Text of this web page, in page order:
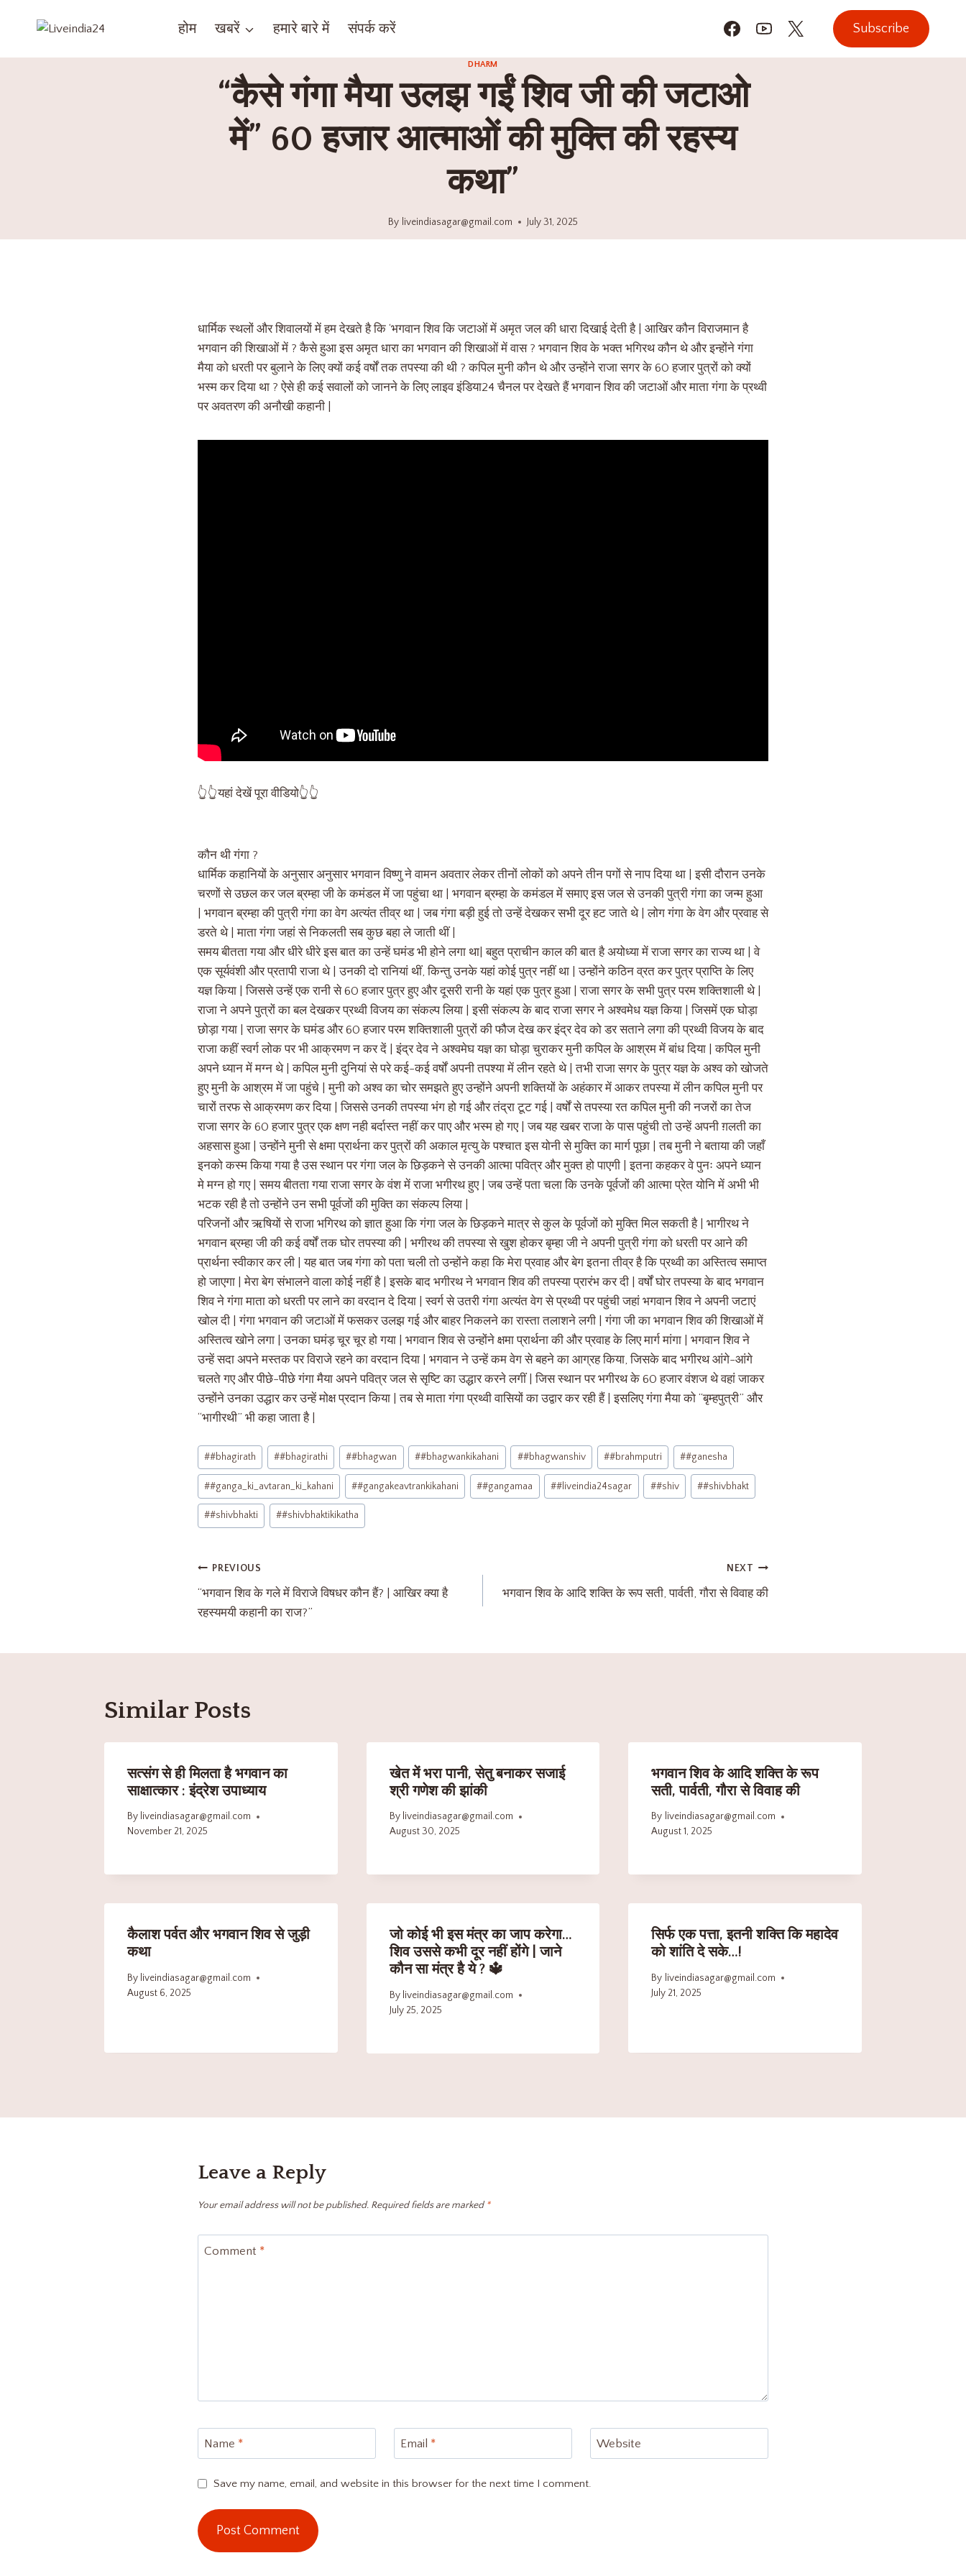
होम खबरें हमारे बारे में संपर्क करें Subscribe
DHARM
“कैसे गंगा मैया उलझ गईं शिव जी की जटाओ
में” 60 हजार आत्माओं की मुक्ति की रहस्य
कथा”
By liveindiasagar@gmail.com July 31, 2025
धार्मिक स्थलों और शिवालयों में हम देखते है कि ‘भगवान शिव कि जटाओं में अमृत जल की धारा दिखाई देती है | आखिर कौन विराजमान है
भगवान की शिखाओं में ? कैसे हुआ इस अमृत धारा का भगवान की शिखाओं में वास ? भगवान शिव के भक्त भगिरथ कौन थे और इन्होंने गंगा
मैया को धरती पर बुलाने के लिए क्यों कई वर्षों तक तपस्या की थी ? कपिल मुनी कौन थे और उन्होंने राजा सगर के 60 हजार पुत्रों को क्यों
भस्म कर दिया था ? ऐसे ही कई सवालों को जानने के लिए लाइव इंडिया24 चैनल पर देखते हैं भगवान शिव की जटाओं और माता गंगा के प्रथ्वी
पर अवतरण की अनौखी कहानी |
👆👆यहां देखें पूरा वीडियो👆👆
कौन थी गंगा ?
धार्मिक कहानियों के अनुसार अनुसार भगवान विष्णु ने वामन अवतार लेकर तीनों लोकों को अपने तीन पगों से नाप दिया था | इसी दौरान उनके
चरणों से उछल कर जल ब्रम्हा जी के कमंडल में जा पहुंचा था | भगवान ब्रम्हा के कमंडल में समाए इस जल से उनकी पुत्री गंगा का जन्म हुआ
| भगवान ब्रम्हा की पुत्री गंगा का वेग अत्यंत तीव्र था | जब गंगा बड़ी हुई तो उन्हें देखकर सभी दूर हट जाते थे | लोग गंगा के वेग और प्रवाह से
डरते थे | माता गंगा जहां से निकलती सब कुछ बहा ले जाती थीं |
समय बीतता गया और धीरे धीरे इस बात का उन्हें घमंड भी होने लगा था| बहुत प्राचीन काल की बात है अयोध्या में राजा सगर का राज्य था | वे
एक सूर्यवंशी और प्रतापी राजा थे | उनकी दो रानियां थीं, किन्तु उनके यहां कोई पुत्र नहीं था | उन्होंने कठिन व्रत कर पुत्र प्राप्ति के लिए
यज्ञ किया | जिससे उन्हें एक रानी से 60 हजार पुत्र हुए और दूसरी रानी के यहां एक पुत्र हुआ | राजा सगर के सभी पुत्र परम शक्तिशाली थे |
राजा ने अपने पुत्रों का बल देखकर प्रथ्वी विजय का संकल्प लिया | इसी संकल्प के बाद राजा सगर ने अश्वमेध यज्ञ किया | जिसमें एक घोड़ा
छोड़ा गया | राजा सगर के घमंड और 60 हजार परम शक्तिशाली पुत्रों की फौज देख कर इंद्र देव को डर सताने लगा की प्रथ्वी विजय के बाद
राजा कहीं स्वर्ग लोक पर भी आक्रमण न कर दें | इंद्र देव ने अश्वमेघ यज्ञ का घोड़ा चुराकर मुनी कपिल के आश्रम में बांध दिया | कपिल मुनी
अपने ध्यान में मग्न थे | कपिल मुनी दुनियां से परे कई-कई वर्षों अपनी तपश्या में लीन रहते थे | तभी राजा सगर के पुत्र यज्ञ के अश्व को खोजते
हुए मुनी के आश्रम में जा पहुंचे | मुनी को अश्व का चोर समझते हुए उन्होंने अपनी शक्तियों के अहंकार में आकर तपस्या में लीन कपिल मुनी पर
चारों तरफ से आक्रमण कर दिया | जिससे उनकी तपस्या भंग हो गई और तंद्रा टूट गई | वर्षों से तपस्या रत कपिल मुनी की नजरों का तेज
राजा सगर के 60 हजार पुत्र एक क्षण नही बर्दास्त नहीं कर पाए और भस्म हो गए | जब यह खबर राजा के पास पहुंची तो उन्हें अपनी ग़लती का
अहसास हुआ | उन्होंने मुनी से क्षमा प्रार्थना कर पुत्रों की अकाल मृत्यु के पश्चात इस योनी से मुक्ति का मार्ग पूछा | तब मुनी ने बताया की जहाँ
इनको कस्म किया गया है उस स्थान पर गंगा जल के छिड़कने से उनकी आत्मा पवित्र और मुक्त हो पाएगी | इतना कहकर वे पुनः अपने ध्यान
मे मग्न हो गए | समय बीतता गया राजा सगर के वंश में राजा भगीरथ हुए | जब उन्हें पता चला कि उनके पूर्वजों की आत्मा प्रेत योनि में अभी भी
भटक रही है तो उन्होंने उन सभी पूर्वजों की मुक्ति का संकल्प लिया |
परिजनों और ऋषियों से राजा भगिरथ को ज्ञात हुआ कि गंगा जल के छिड़कने मात्र से कुल के पूर्वजों को मुक्ति मिल सकती है | भागीरथ ने
भगवान ब्रम्हा जी की कई वर्षों तक घोर तपस्या की | भगीरथ की तपस्या से खुश होकर बृम्हा जी ने अपनी पुत्री गंगा को धरती पर आने की
प्रार्थना स्वीकार कर ली | यह बात जब गंगा को पता चली तो उन्होंने कहा कि मेरा प्रवाह और बेग इतना तीव्र है कि प्रथ्वी का अस्तित्व समाप्त
हो जाएगा | मेरा बेग संभालने वाला कोई नहीं है | इसके बाद भगीरथ ने भगवान शिव की तपस्या प्रारंभ कर दी | वर्षों घोर तपस्या के बाद भगवान
शिव ने गंगा माता को धरती पर लाने का वरदान दे दिया | स्वर्ग से उतरी गंगा अत्यंत वेग से प्रथ्वी पर पहुंची जहां भगवान शिव ने अपनी जटाएं
खोल दी | गंगा भगवान की जटाओं में फसकर उलझ गई और बाहर निकलने का रास्ता तलाशने लगी | गंगा जी का भगवान शिव की शिखाओं में
अस्तित्व खोने लगा | उनका घमंड़ चूर चूर हो गया | भगवान शिव से उन्होंने क्षमा प्रार्थना की और प्रवाह के लिए मार्ग मांगा | भगवान शिव ने
उन्हें सदा अपने मस्तक पर विराजे रहने का वरदान दिया | भगवान ने उन्हें कम वेग से बहने का आग्रह किया, जिसके बाद भगीरथ आंगे-आंगे
चलते गए और पीछे-पीछे गंगा मैया अपने पवित्र जल से सृष्टि का उद्धार करने लगीं | जिस स्थान पर भगीरथ के 60 हजार वंशज थे वहां जाकर
उन्होंने उनका उद्धार कर उन्हें मोक्ष प्रदान किया | तब से माता गंगा प्रथ्वी वासियों का उद्वार कर रही हैं | इसलिए गंगा मैया को “बृम्हपुत्री” और
“भागीरथी” भी कहा जाता है |
##bhagirath ##bhagirathi ##bhagwan ##bhagwankikahani ##bhagwanshiv ##brahmputri ##ganesha
##ganga_ki_avtaran_ki_kahani ##gangakeavtrankikahani ##gangamaa ##liveindia24sagar ##shiv ##shivbhakt
##shivbhakti ##shivbhaktikikatha
PREVIOUS
“भगवान शिव के गले में विराजे विषधर कौन हैं? | आखिर क्या है
रहस्यमयी कहानी का राज?”
NEXT
भगवान शिव के आदि शक्ति के रूप सती, पार्वती, गौरा से विवाह की
Similar Posts
सत्संग से ही मिलता है भगवान का
साक्षात्कार : इंद्रेश उपाध्याय
By liveindiasagar@gmail.com
November 21, 2025
खेत में भरा पानी, सेतु बनाकर सजाई
श्री गणेश की झांकी
By liveindiasagar@gmail.com
August 30, 2025
भगवान शिव के आदि शक्ति के रूप
सती, पार्वती, गौरा से विवाह की
By liveindiasagar@gmail.com
August 1, 2025
कैलाश पर्वत और भगवान शिव से जुड़ी
कथा
By liveindiasagar@gmail.com
August 6, 2025
जो कोई भी इस मंत्र का जाप करेगा…
शिव उससे कभी दूर नहीं होंगे | जाने
कौन सा मंत्र है ये ? 🔱
By liveindiasagar@gmail.com
July 25, 2025
सिर्फ एक पत्ता, इतनी शक्ति कि महादेव
को शांति दे सके…!
By liveindiasagar@gmail.com
July 21, 2025
Leave a Reply
Your email address will not be published. Required fields are marked*
Comment *
Name * Email * Website
Save my name, email, and website in this browser for the next time I comment.